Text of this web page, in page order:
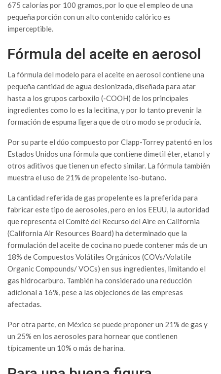
675 calorías por 100 gramos, por lo que el empleo de una
pequeña porción con un alto contenido calórico es
imperceptible.
Fórmula del aceite en aerosol
La fórmula del modelo para el aceite en aerosol contiene una
pequeña cantidad de agua desionizada, diseñada para atar
hasta a los grupos carboxilo (-COOH) de los principales
ingredientes como lo es la lecitina, y por lo tanto prevenir la
formación de espuma ligera que de otro modo se produciría.
Por su parte el dúo compuesto por Clapp-Torrey patentó en los
Estados Unidos una fórmula que contiene dimetil éter, etanol y
otros aditivos que tienen un efecto similar. La fórmula también
muestra el uso de 21% de propelente iso-butano.
La cantidad referida de gas propelente es la preferida para
fabricar este tipo de aerosoles, pero en los EEUU, la autoridad
que representa el Comité del Recurso del Aire en California
(California Air Resources Board) ha determinado que la
formulación del aceite de cocina no puede contener más de un
18% de Compuestos Volátiles Orgánicos (COVs/Volatile
Organic Compounds/ VOCs) en sus ingredientes, limitando el
gas hidrocarburo. También ha considerado una reducción
adicional a 16%, pese a las objeciones de las empresas
afectadas.
Por otra parte, en México se puede proponer un 21% de gas y
un 25% en los aerosoles para hornear que contienen
típicamente un 10% o más de harina.